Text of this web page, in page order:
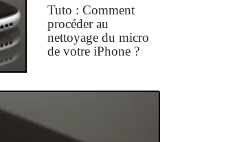
Tuto : Comment
procéder au
nettoyage du micro
de votre iPhone ?